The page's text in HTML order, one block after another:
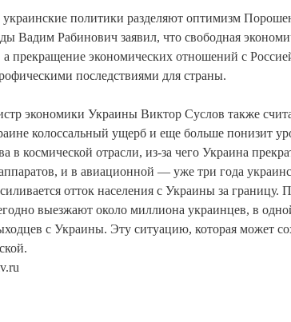
украинские политики разделяют оптимизм
Вадим Рабинович заявил, что свободная
прекращение экономических отношений с
последствиями для страны.
экономики Украины Виктор Суслов также
колоссальный ущерб и еще больше понизит
в космической отрасли, из-за чего Украина
и в авиационной — уже три года
отток населения с Украины за
выезжают около миллиона украинцев, в
с Украины. Эту ситуацию, которая может